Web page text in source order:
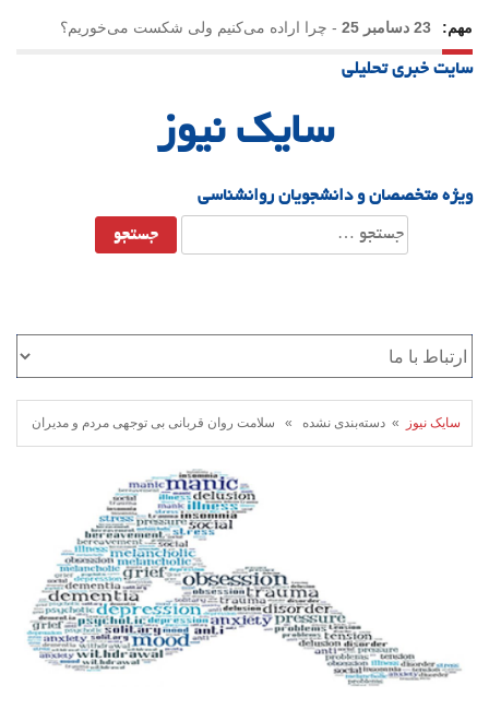
مهم: 23 دسامبر 25 - چرا اراده می‌کنیم ولی شکست می‌خوریم؟
21 دسامبر 25
سایت خبری تحلیلی
سایک نیوز
ویژه متخصصان و دانشجویان روانشناسی
جستجو
برای:
سایک نیوز » دسته‌بندی نشده » سلامت روان قربانی بی توجهی مردم و مدیران